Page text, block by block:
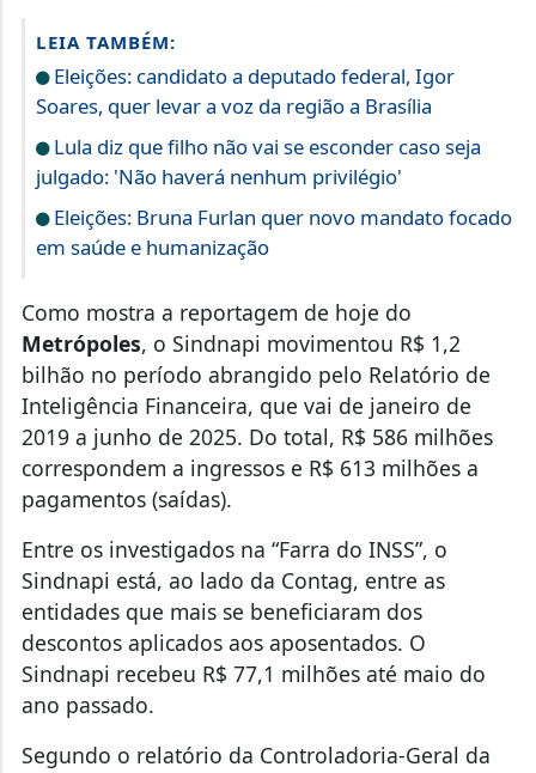
LEIA TAMBÉM:
Eleições: candidato a deputado federal, Igor
Soares, quer levar a voz da região a Brasília
Lula diz que filho não vai se esconder caso seja
julgado: 'Não haverá nenhum privilégio'
Eleições: Bruna Furlan quer novo mandato focado
em saúde e humanização
Como mostra a reportagem de hoje do
Metrópoles, o Sindnapi movimentou R$ 1,2
bilhão no período abrangido pelo Relatório de
Inteligência Financeira, que vai de janeiro de
2019 a junho de 2025. Do total, R$ 586 milhões
correspondem a ingressos e R$ 613 milhões a
pagamentos (saídas).
Entre os investigados na “Farra do INSS”, o
Sindnapi está, ao lado da Contag, entre as
entidades que mais se beneficiaram dos
descontos aplicados aos aposentados. O
Sindnapi recebeu R$ 77,1 milhões até maio do
ano passado.
Segundo o relatório da Controladoria-Geral da